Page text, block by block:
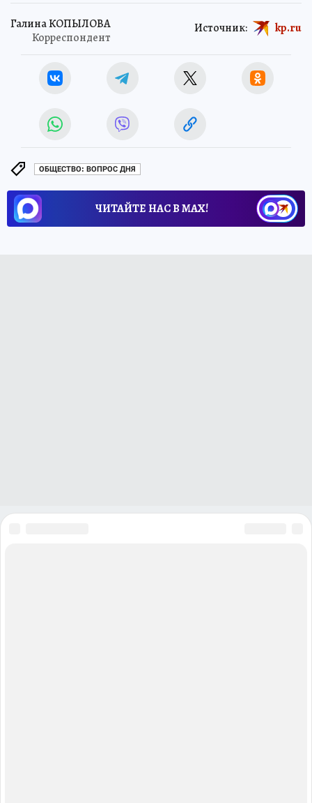
Галина КОПЫЛОВА
Корреспондент
Источник: kp.ru
ОБЩЕСТВО: ВОПРОС ДНЯ
ЧИТАЙТЕ НАС В МАХ!